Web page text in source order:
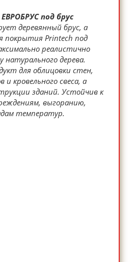
под брус
деревянный брус, а
покрытия Printech под
реалистично
дерева.
для облицовки стен,
и кровельного свеса, а
зданий. Устойчив к
выгоранию,
температур.